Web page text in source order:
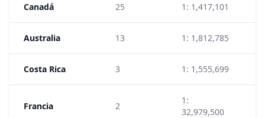
Canadá 25 1: 1,417,101
Australia 13 1: 1,812,785
Costa Rica 3 1: 1,555,699
Francia 2
1:
32,979,500